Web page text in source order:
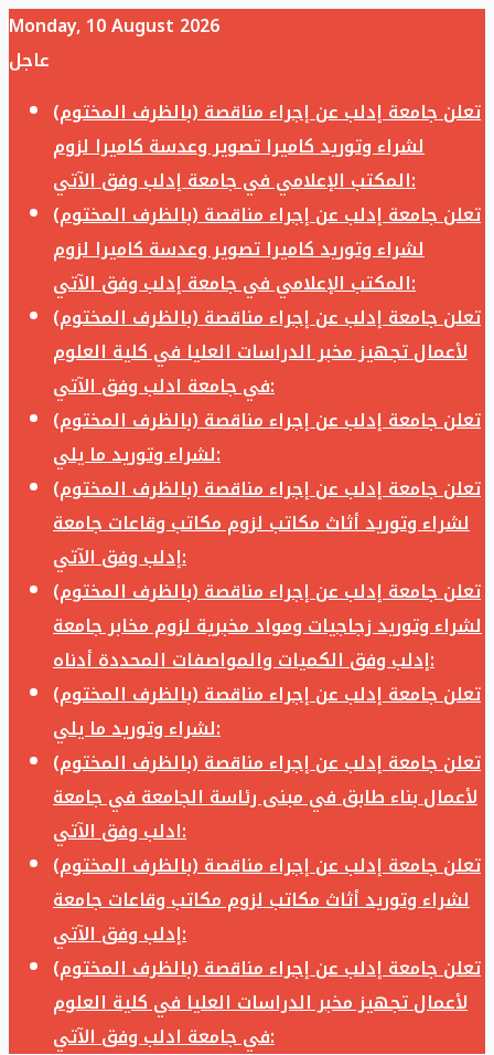
Monday, 10 August 2026
عاجل
تعلن جامعة إدلب عن إجراء مناقصة (بالظرف المختوم)
لشراء وتوريد كاميرا تصوير وعدسة كاميرا لزوم
المكتب الإعلامي في جامعة إدلب وفق الآتي:
تعلن جامعة إدلب عن إجراء مناقصة (بالظرف المختوم)
لشراء وتوريد كاميرا تصوير وعدسة كاميرا لزوم
المكتب الإعلامي في جامعة إدلب وفق الآتي:
تعلن جامعة إدلب عن إجراء مناقصة (بالظرف المختوم)
لأعمال تجهيز مخبر الدراسات العليا في كلية العلوم
في جامعة ادلب وفق الآتي:
تعلن جامعة إدلب عن إجراء مناقصة (بالظرف المختوم)
لشراء وتوريد ما يلي:
تعلن جامعة إدلب عن إجراء مناقصة (بالظرف المختوم)
لشراء وتوريد أثاث مكاتب لزوم مكاتب وقاعات جامعة
إدلب وفق الآتي:
تعلن جامعة إدلب عن إجراء مناقصة (بالظرف المختوم)
لشراء وتوريد زجاجيات ومواد مخبرية لزوم مخابر جامعة
إدلب وفق الكميات والمواصفات المحددة أدناه:
تعلن جامعة إدلب عن إجراء مناقصة (بالظرف المختوم)
لشراء وتوريد ما يلي:
تعلن جامعة إدلب عن إجراء مناقصة (بالظرف المختوم)
لأعمال بناء طابق في مبنى رئاسة الجامعة في جامعة
ادلب وفق الآتي:
تعلن جامعة إدلب عن إجراء مناقصة (بالظرف المختوم)
لشراء وتوريد أثاث مكاتب لزوم مكاتب وقاعات جامعة
إدلب وفق الآتي:
تعلن جامعة إدلب عن إجراء مناقصة (بالظرف المختوم)
لأعمال تجهيز مخبر الدراسات العليا في كلية العلوم
في جامعة ادلب وفق الآتي: